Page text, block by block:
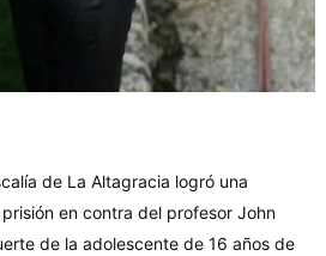
de La Altagracia logró una
en contra del profesor John
de la adolescente de 16 años de